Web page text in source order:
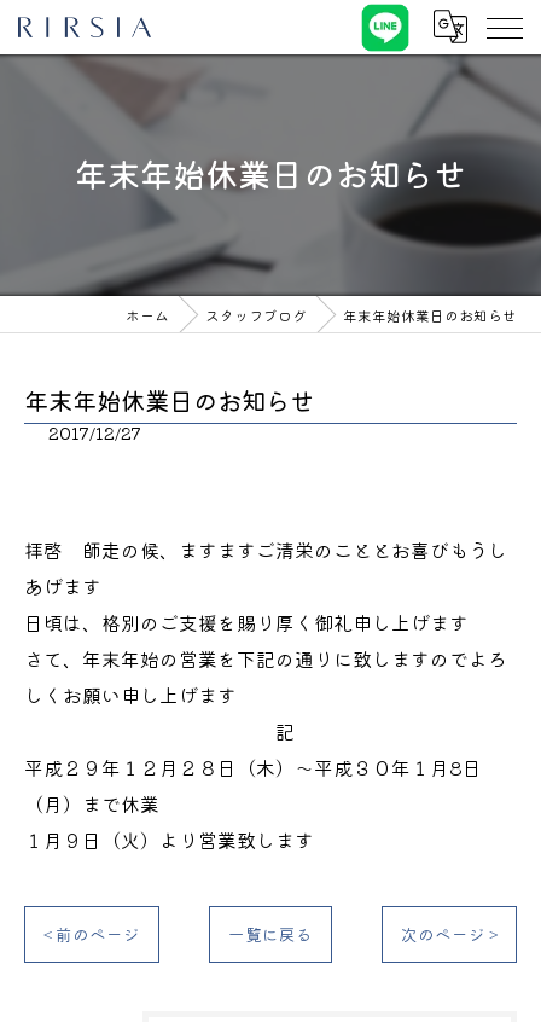
年末年始休業日のお知らせ
ホーム スタッフブログ 年末年始休業日のお知らせ
年末年始休業日のお知らせ
2017/12/27
拝啓 師走の候、ますますご清栄のこととお喜びもうし
あげます
日頃は、格別のご支援を賜り厚く御礼申し上げます
さて、年末年始の営業を下記の通りに致しますのでよろ
しくお願い申し上げます
記
平成２９年１２月２８日（木）～平成３０年１月8日
（月）まで休業
１月９日（火）より営業致します
< 前のページ 一覧に戻る 次のページ >